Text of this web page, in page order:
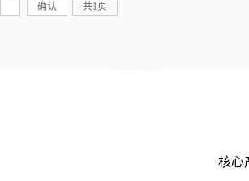
确认 共1页
核心